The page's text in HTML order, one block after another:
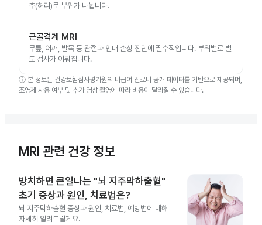
추(허리)로 부위가 나뉩니다.
근골격계 MRI
무릎, 어깨, 발목 등 관절과 인대 손상 진단에 필수적입니다. 부위별로 별
도 검사가 이뤄집니다.
ⓘ 본 정보는 건강보험심사평가원의 비급여 진료비 공개 데이터를 기반으로 제공되며,
조영제 사용 여부 및 추가 영상 촬영에 따라 비용이 달라질 수 있습니다.
MRI 관련 건강 정보
방치하면 큰일나는 "뇌 지주막하출혈"
초기 증상과 원인, 치료법은?
뇌 지주막하출혈 증상과 원인, 치료법, 예방법에 대해
자세히 알려드릴게요.